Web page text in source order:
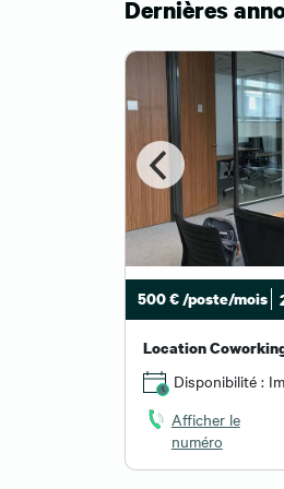
Dernières
500 € /poste/mois
Location
Disponibilité :
Afficher le
numéro